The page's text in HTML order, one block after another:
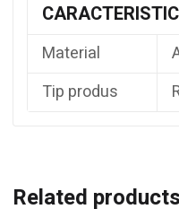
Material
Tip produs
Related products